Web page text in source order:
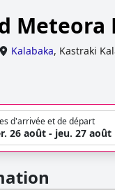
Meteora
Kalabaka, Kastraki
d'arrivée et de départ
26 août - jeu. 27 août